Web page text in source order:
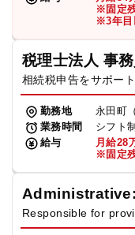
※固定
※3年目
税理士法人 事務
相続税申告をサポー
勤務地
永田町
業務時間
シフト
給与
月給28
※固定
Responsible for